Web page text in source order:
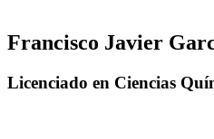
Francisco Javier
Licenciado en Ciencias